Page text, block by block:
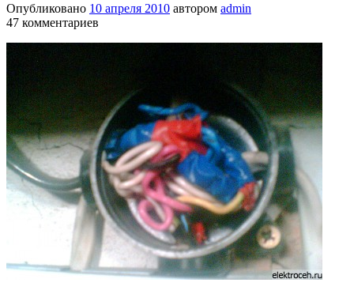
Опубликовано 10 апреля 2010 автором admin
47 комментариев